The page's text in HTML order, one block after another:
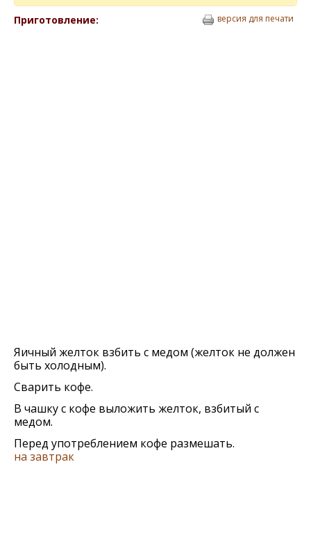
Приготовление: версия для печати
Яичный желток взбить с медом (желток не должен
быть холодным).
Сварить кофе.
В чашку с кофе выложить желток, взбитый с
медом.
Перед употреблением кофе размешать.
на завтрак